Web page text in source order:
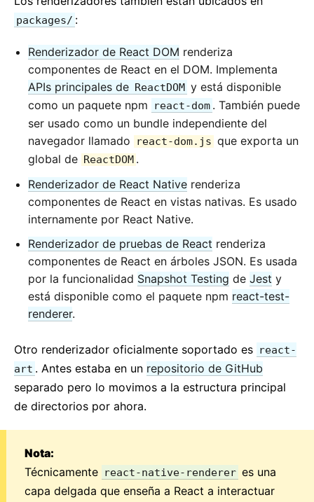
packages/ :
Renderizador de React DOM renderiza
componentes de React en el DOM. Implementa
APIs principales de ReactDOM y está disponible
como un paquete npm
react-dom . También puede
ser usado como un bundle independiente del
navegador llamado
react-dom.js que exporta un
global de ReactDOM .
Renderizador de React Native renderiza
componentes de React en vistas nativas. Es usado
internamente por React Native.
Renderizador de pruebas de React renderiza
componentes de React en árboles JSON. Es usada
por la funcionalidad Snapshot Testing de Jest y
está disponible como el paquete npm react-test-
renderer.
Otro renderizador oficialmente soportado es react-
art . Antes estaba en un repositorio de GitHub
separado pero lo movimos a la estructura principal
de directorios por ahora.
Nota:
Técnicamente react-native-renderer es una
capa delgada que enseña a React a interactuar